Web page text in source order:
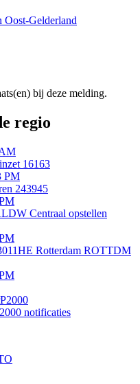
Oost-Gelderland
bij deze melding.
regio
16163
PM
243945
Centraal opstellen
Rotterdam ROTTDM
P2000
notificaties